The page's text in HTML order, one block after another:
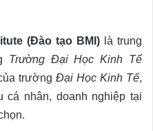
(Đào tạo BMI) là trung
Trường Đại Học Kinh Tế
trườngĐại Học Kinh Tế,
cá nhân, doanh nghiệp tại